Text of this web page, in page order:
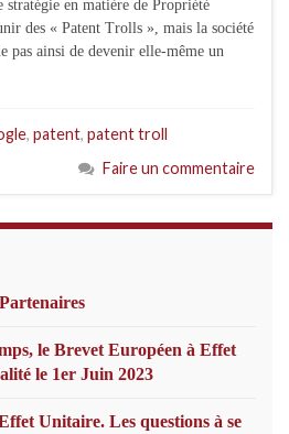
stratégie en matière de Propriété
des « Patent Trolls », mais la société
pas ainsi de devenir elle-même un
, patent, patent troll
Faire un commentaire
le Brevet Européen à Effet
le 1er Juin 2023
Unitaire. Les questions à se